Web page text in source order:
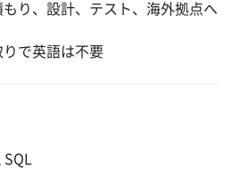
もり、設計、テスト、海外拠点へ
りで英語は不要